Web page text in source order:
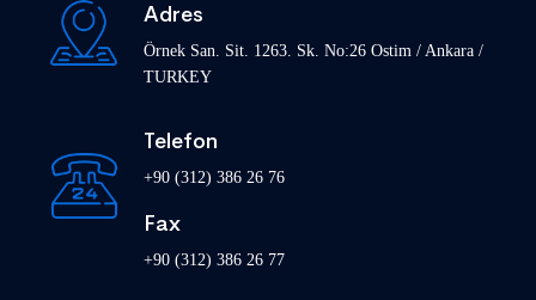
Adres
Örnek San. Sit. 1263. Sk. No:26 Ostim / Ankara /
TURKEY
Telefon
+90 (312) 386 26 76
Fax
+90 (312) 386 26 77